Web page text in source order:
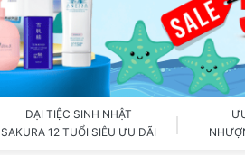
ĐẠI TIỆC SINH NHẬT
SAKURA 12 TUỔI SIÊU ƯU ĐÃI